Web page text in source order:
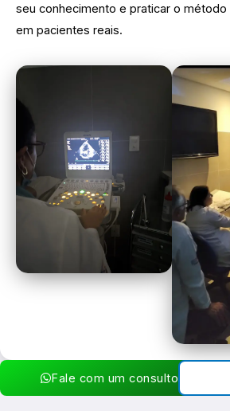
seu conhecimento e praticar o método
em pacientes reais.
Fale com um consultor